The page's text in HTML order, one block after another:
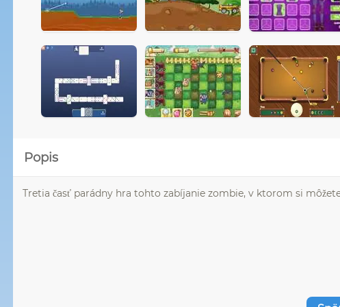
Popis
Tretia časť parádny hra tohto zabíjanie zombie, v ktorom si